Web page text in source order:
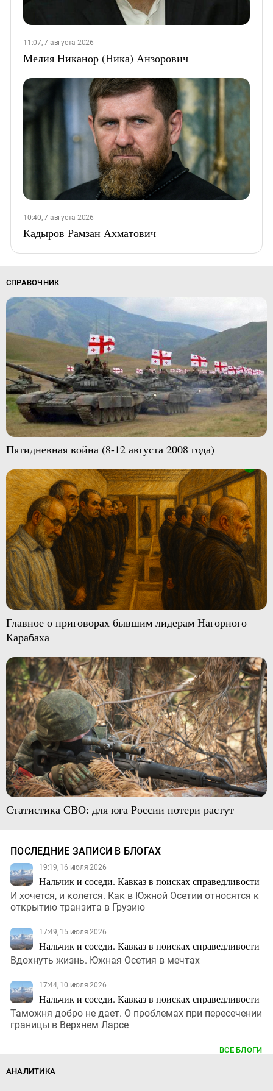
11:07, 7 августа 2026
Мелия Никанор (Ника) Анзорович
10:40, 7 августа 2026
Кадыров Рамзан Ахматович
СПРАВОЧНИК
Пятидневная война (8-12 августа 2008 года)
Главное о приговорах бывшим лидерам Нагорного
Карабаха
Статистика СВО: для юга России потери растут
ПОСЛЕДНИЕ ЗАПИСИ В БЛОГАХ
19:19, 16 июля 2026
Нальчик и соседи. Кавказ в поисках справедливости
И хочется, и колется. Как в Южной Осетии относятся к
открытию транзита в Грузию
17:49, 15 июля 2026
Нальчик и соседи. Кавказ в поисках справедливости
Вдохнуть жизнь. Южная Осетия в мечтах
17:44, 10 июля 2026
Нальчик и соседи. Кавказ в поисках справедливости
Таможня добро не дает. О проблемах при пересечении
границы в Верхнем Ларсе
ВСЕ БЛОГИ
АНАЛИТИКА